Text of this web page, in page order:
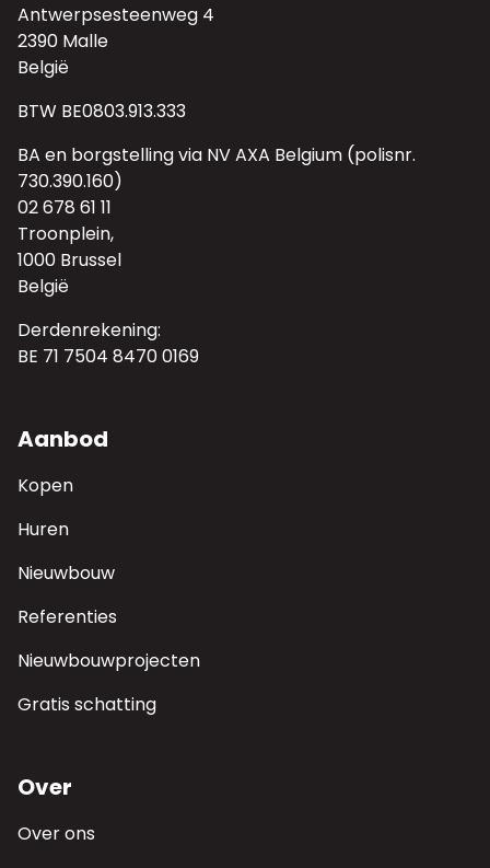
Antwerpsesteenweg 4
2390 Malle
België
BTW BE0803.913.333
BA en borgstelling via NV AXA Belgium (polisnr.
730.390.160)
02 678 61 11
Troonplein,
1000 Brussel
België
Derdenrekening:
BE 71 7504 8470 0169
Aanbod
Kopen
Huren
Nieuwbouw
Referenties
Nieuwbouwprojecten
Gratis schatting
Over
Over ons